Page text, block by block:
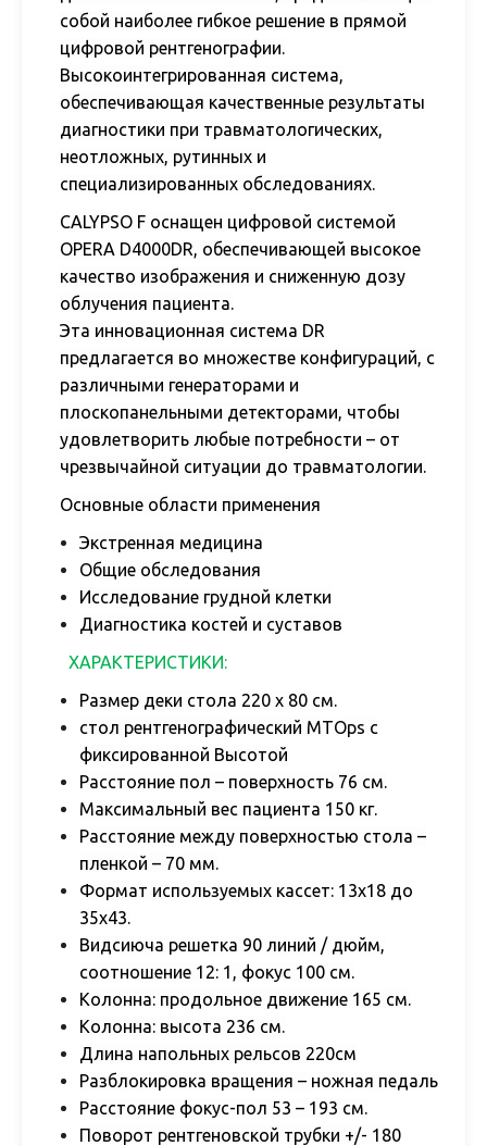
собой наиболее гибкое решение в прямой
цифровой рентгенографии.
Высокоинтегрированная система,
обеспечивающая качественные результаты
диагностики при травматологических,
неотложных, рутинных и
специализированных обследованиях.
CALYPSO F оснащен цифровой системой
OPERA D4000DR, обеспечивающей высокое
качество изображения и сниженную дозу
облучения пациента.
Эта инновационная система DR
предлагается во множестве конфигураций, с
различными генераторами и
плоскопанельными детекторами, чтобы
удовлетворить любые потребности – от
чрезвычайной ситуации до травматологии.
Основные области применения
Экстренная медицина
Общие обследования
Исследование грудной клетки
Диагностика костей и суставов
ХАРАКТЕРИСТИКИ:
Размер деки стола 220 х 80 см.
стол рентгенографический MTOps с
фиксированной Высотой
Расстояние пол – поверхность 76 см.
Максимальный вес пациента 150 кг.
Расстояние между поверхностью стола –
пленкой – 70 мм.
Формат используемых кассет: 13х18 до
35х43.
Видсиюча решетка 90 линий / дюйм,
соотношение 12: 1, фокус 100 см.
Колонна: продольное движение 165 см.
Колонна: высота 236 см.
Длина напольных рельсов 220см
Разблокировка вращения – ножная педаль
Расстояние фокус-пол 53 – 193 см.
Поворот рентгеновской трубки +/- 180